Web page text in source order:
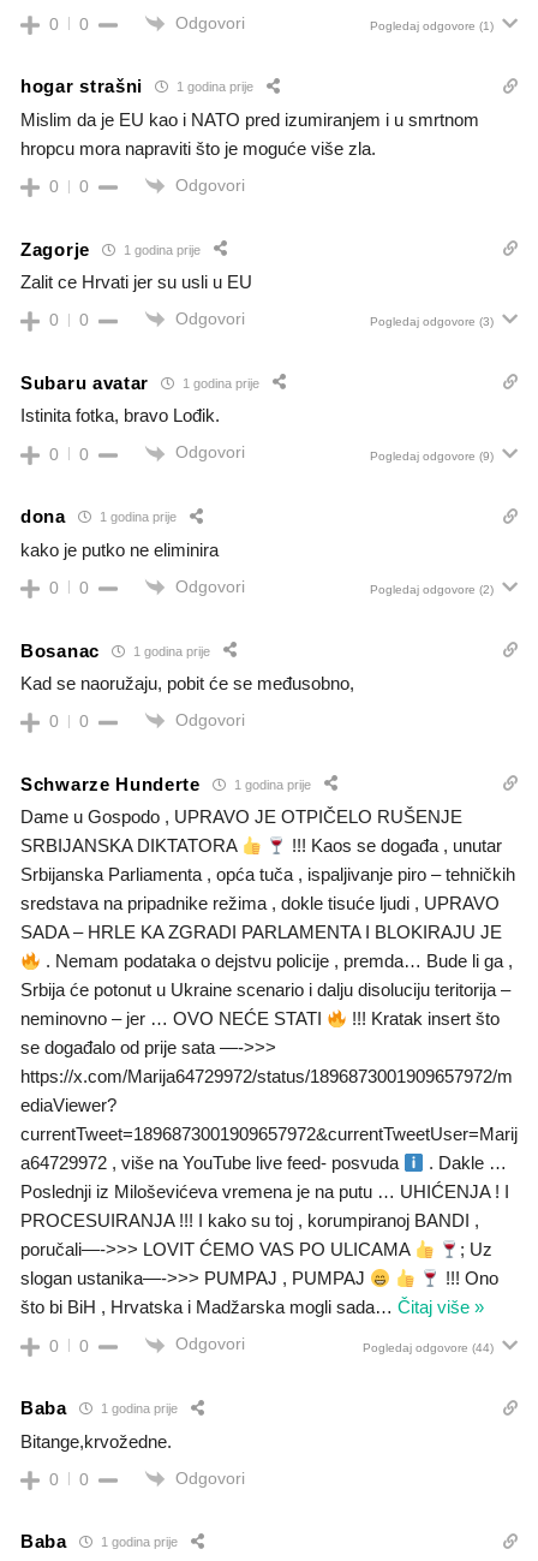
0 0 Odgovori Pogledaj odgovore (1)
hogar strašni 1 godina prije
Mislim da je EU kao i NATO pred izumiranjem i u smrtnom
hropcu mora napraviti što je moguće više zla.
0 0 Odgovori
Zagorje 1 godina prije
Zalit ce Hrvati jer su usli u EU
0 0 Odgovori Pogledaj odgovore (3)
Subaru avatar 1 godina prije
Istinita fotka, bravo Lođik.
0 0 Odgovori Pogledaj odgovore (9)
dona 1 godina prije
kako je putko ne eliminira
0 0 Odgovori Pogledaj odgovore (2)
Bosanac 1 godina prije
Kad se naoružaju, pobit će se međusobno,
0 0 Odgovori
Schwarze Hunderte 1 godina prije
Dame u Gospodo , UPRAVO JE OTPIČELO RUŠENJE
SRBIJANSKA DIKTATORA
!!! Kaos se događa , unutar
Srbijanska Parliamenta , opća tuča , ispaljivanje piro – tehničkih
sredstava na pripadnike režima , dokle tisuće ljudi , UPRAVO
SADA – HRLE KA ZGRADI PARLAMENTA I BLOKIRAJU JE
. Nemam podataka o dejstvu policije , premda… Bude li ga ,
Srbija će potonut u Ukraine scenario i dalju disoluciju teritorija –
neminovno – jer … OVO NEĆE STATI
!!! Kratak insert što
se događalo od prije sata —->>>
https://x.com/Marija64729972/status/1896873001909657972/m
ediaViewer?
currentTweet=1896873001909657972&currentTweetUser=Marij
a64729972 , više na YouTube live feed- posvuda
. Dakle …
Poslednji iz Miloševićeva vremena je na putu … UHIĆENJA ! I
PROCESUIRANJA !!! I kako su toj , korumpiranoj BANDI ,
poručali—->>> LOVIT ĆEMO VAS PO ULICAMA
; Uz
slogan ustanika—->>> PUMPAJ , PUMPAJ
!!! Ono
što bi BiH , Hrvatska i Madžarska mogli sada… Čitaj više »
0 0 Odgovori Pogledaj odgovore (44)
Baba 1 godina prije
Bitange,krvožedne.
0 0 Odgovori
Baba 1 godina prije